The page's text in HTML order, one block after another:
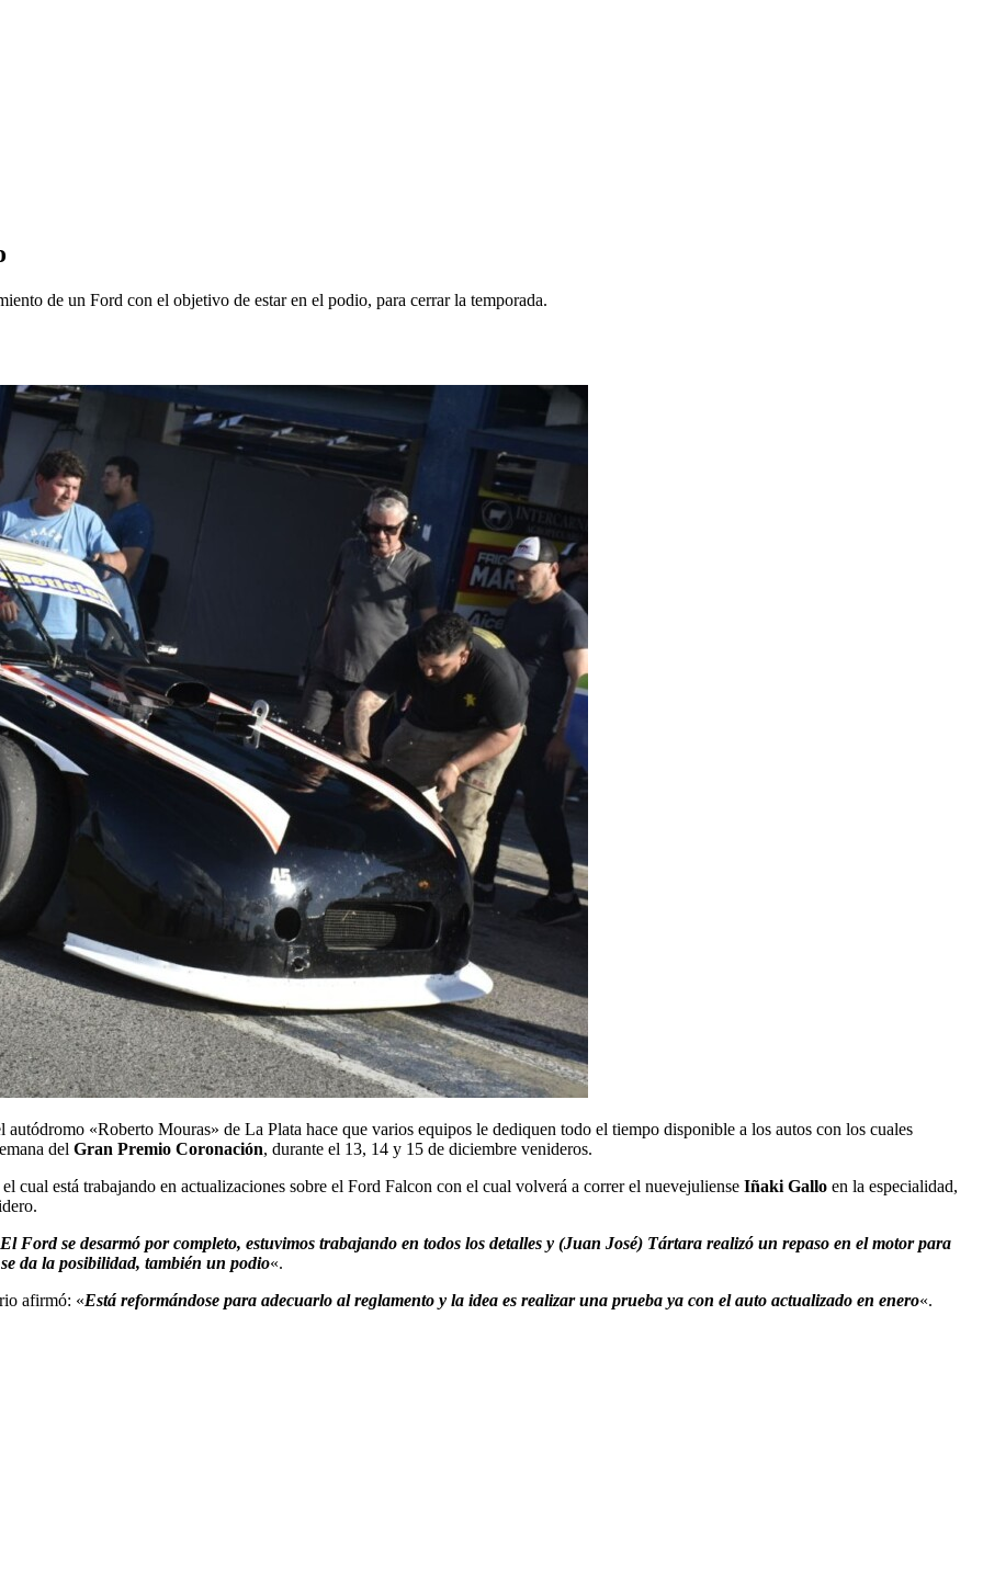
de un Ford con el objetivo de estar en el podio, para cerrar la temporada.
autódromo «Roberto Mouras» de La Plata hace que varios equipos le dediquen todo el tiempo disponible a los autos con los cuales
del Gran Premio Coronación, durante el 13, 14 y 15 de diciembre venideros.
cual está trabajando en actualizaciones sobre el Ford Falcon con el cual volverá a correr el nuevejuliense Iñaki Gallo en la especialidad,
El Ford se desarmó por completo, estuvimos trabajando en todos los detalles y (Juan José) Tártara realizó un repaso en el motor para
da la posibilidad, también un podio«.
afirmó: «Está reformándose para adecuarlo al reglamento y la idea es realizar una prueba ya con el auto actualizado en enero«.